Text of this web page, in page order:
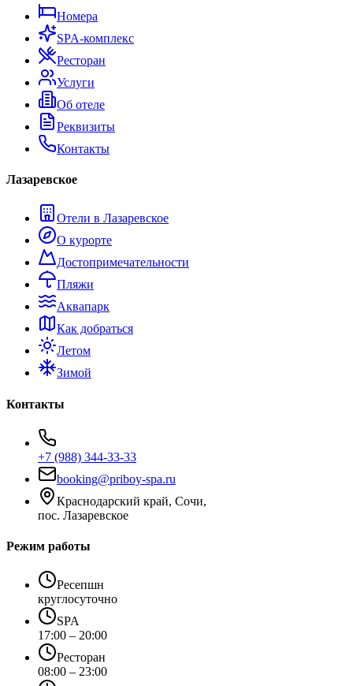
Номера
SPA-комплекс
Ресторан
Услуги
Об отеле
Реквизиты
Контакты
Лазаревское
Отели в Лазаревское
О курорте
Достопримечательности
Пляжи
Аквапарк
Как добраться
Летом
Зимой
Контакты
+7 (988) 344-33-33
booking@priboy-spa.ru
Краснодарский край, Сочи,
пос. Лазаревское
Режим работы
Ресепшн
круглосуточно
SPA
17:00 – 20:00
Ресторан
08:00 – 23:00